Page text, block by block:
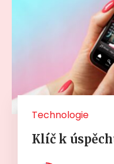
Technologie
Klíč k